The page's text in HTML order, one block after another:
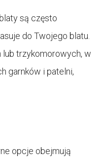
są często
do Twojego blatu.
trzykomorowych, w
garnków i patelni,
opcje obejmują